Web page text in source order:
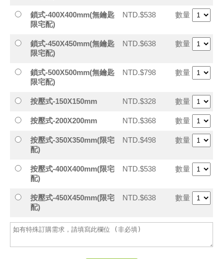
鎖式-400X400mm(無鑰匙
限宅配)
NTD.$538 數量
鎖式-450X450mm(無鑰匙
限宅配)
NTD.$638 數量
鎖式-500X500mm(無鑰匙
限宅配)
NTD.$798 數量
按壓式-150X150mm NTD.$328 數量
按壓式-200X200mm NTD.$368 數量
按壓式-350X350mm(限宅
配)
NTD.$498 數量
按壓式-400X400mm(限宅
配)
NTD.$538 數量
按壓式-450X450mm(限宅
配)
NTD.$638 數量